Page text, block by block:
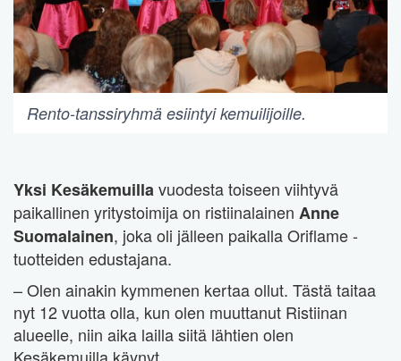
Rento-tanssiryhmä esiintyi kemuilijoille.
Yksi Kesäkemuillavuodesta toiseen viihtyvä
paikallinen yritystoimija on ristiinalainen Anne
Suomalainen, joka oli jälleen paikalla Oriflame -
tuotteiden edustajana.
– Olen ainakin kymmenen kertaa ollut. Tästä taitaa
nyt 12 vuotta olla, kun olen muuttanut Ristiinan
alueelle, niin aika lailla siitä lähtien olen